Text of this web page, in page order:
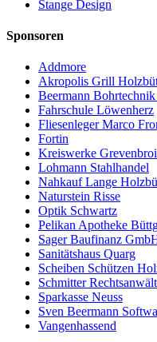
Stange Design
Sponsoren
Addmore
Akropolis Grill
Beermann
Fahrschule Löwenherz
Fliesenleger Marco
Fortin
Kreiswerke
Lohmann Stahlhandel
Nahkauf Lange
Naturstein Risse
Optik Schwartz
Pelikan Apotheke
Sager Baufinanz
Sanitätshaus Quarg
Scheiben Schützen
Schmitter
Sparkasse Neuss
Sven Beermann
Vangenhassend